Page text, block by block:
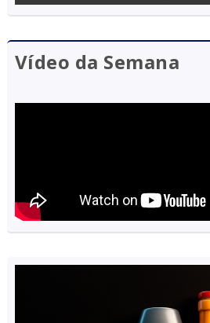
Vídeo da Semana